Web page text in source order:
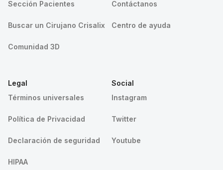
Sección Pacientes
Buscar un Cirujano Crisalix
Comunidad 3D
Contáctanos
Centro de ayuda
Legal
Términos universales
Política de Privacidad
Declaración de seguridad
HIPAA
Social
Instagram
Twitter
Youtube